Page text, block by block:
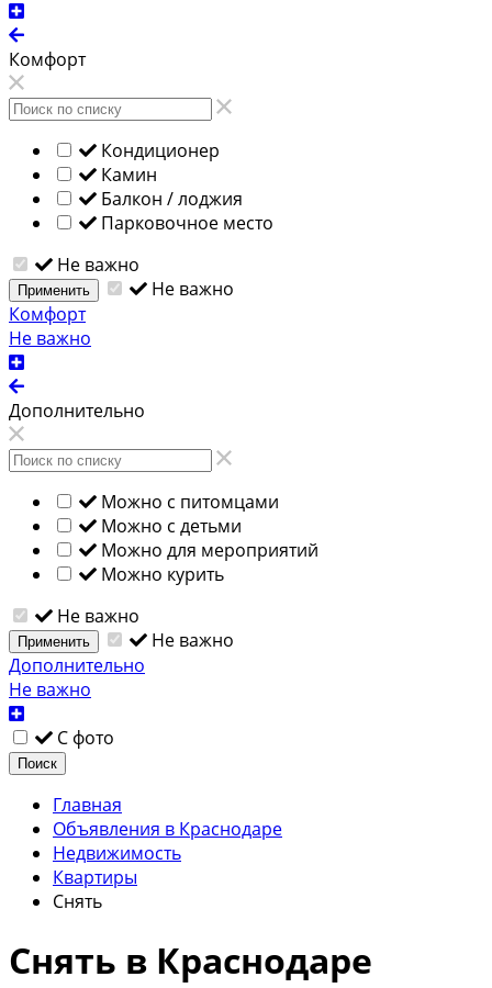
Комфорт
Кондиционер
Камин
Балкон / лоджия
Парковочное место
Не важно
Применить
Не важно
Комфорт
Не важно
Дополнительно
Можно с питомцами
Можно с детьми
Можно для мероприятий
Можно курить
Не важно
Применить
Не важно
Дополнительно
Не важно
С фото
Поиск
Главная
Объявления в Краснодаре
Недвижимость
Квартиры
Снять
Снять в Краснодаре